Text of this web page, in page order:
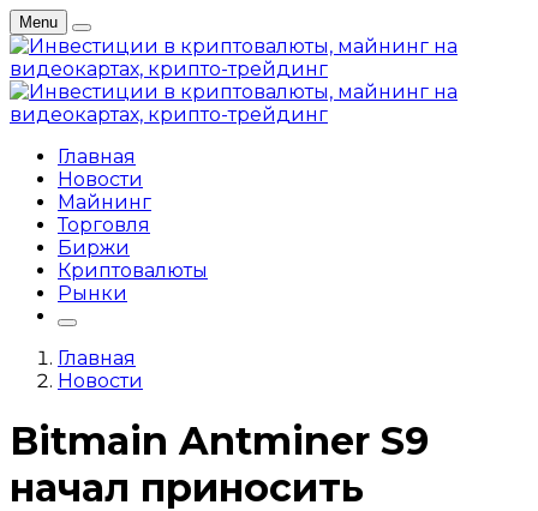
Menu
Главная
Новости
Майнинг
Торговля
Биржи
Криптовалюты
Рынки
Главная
Новости
Bitmain Antminer S9
начал приносить